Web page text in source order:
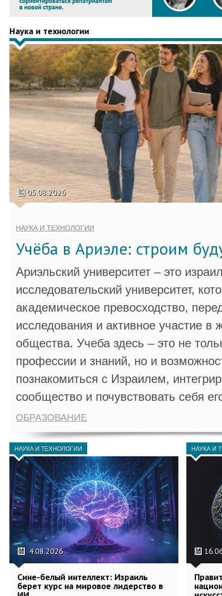
Наука и технологии
05.08.2026
НАУКА И ТЕХНОЛОГИИ
Учёба в Ариэле: строим
Ариэльский университет – это
исследовательский университет,
академическое превосходство,
исследования и активное участие в
общества. Учеба здесь – это не
профессии и знаний, но и
познакомиться с Израилем,
сообщество и почувствовать себя
ОБРАЗОВАНИЕ
НАУКА И ТЕХНОЛОГИИ
4.08.2026
Сине-белый интеллект: Израиль
берет курс на мировое лидерство в
НАУКА И